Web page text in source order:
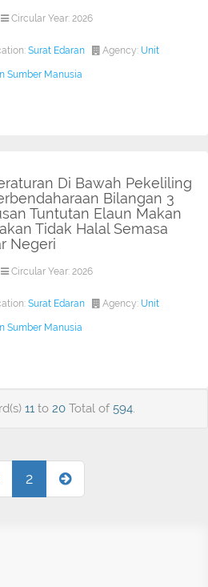
Circular Year: 2026
Surat Edaran Agency: Unit
Sumber Manusia
Di Bawah Pekeliling
Bilangan 3
Tuntutan Elaun Makan
Tidak Halal Semasa
Negeri
Circular Year: 2026
Surat Edaran Agency: Unit
Sumber Manusia
11 to 20 Total of 594.
2